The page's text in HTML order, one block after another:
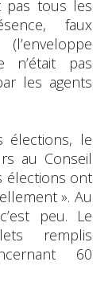
pas tous les
faux
n’était pas
les agents
élections, le
au Conseil
élections ont
». Au
peu. Le
remplis
60